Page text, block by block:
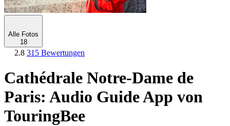
Alle Fotos
18
2.8 315 Bewertungen
Cathédrale Notre-Dame de
Paris: Audio Guide App von
TouringBee